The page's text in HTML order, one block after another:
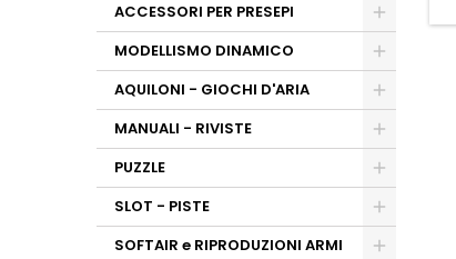
ACCESSORI PER PRESEPI
MODELLISMO DINAMICO
AQUILONI - GIOCHI D'ARIA
MANUALI - RIVISTE
PUZZLE
SLOT - PISTE
SOFTAIR e RIPRODUZIONI ARMI